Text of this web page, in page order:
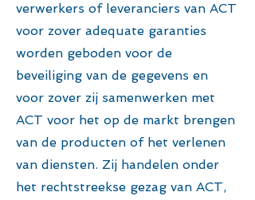
verwerkers of leveranciers van ACT
voor zover adequate garanties
worden geboden voor de
beveiliging van de gegevens en
voor zover zij samenwerken met
ACT voor het op de markt brengen
van de producten of het verlenen
van diensten. Zij handelen onder
het rechtstreekse gezag van ACT,